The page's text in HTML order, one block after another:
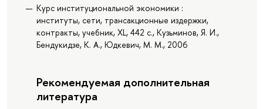
Курс институциональной экономики :
институты, сети, трансакционные издержки,
контракты, учебник, XL, 442 с., Кузьминов, Я. И.,
Бендукидзе, К. А., Юдкевич, М. М., 2006
Рекомендуемая дополнительная
литература